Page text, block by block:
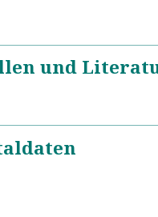
Enchiridion Ad
Primicerium
Decem Comprehensa, 8
und
wiki/
Die Orgel im